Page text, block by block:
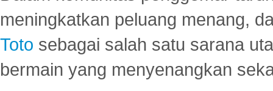
meningkatkan peluang menang,
Toto sebagai salah satu sarana
bermain yang menyenangkan